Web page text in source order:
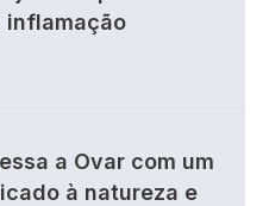
inflamação
a Ovar com um
à natureza e